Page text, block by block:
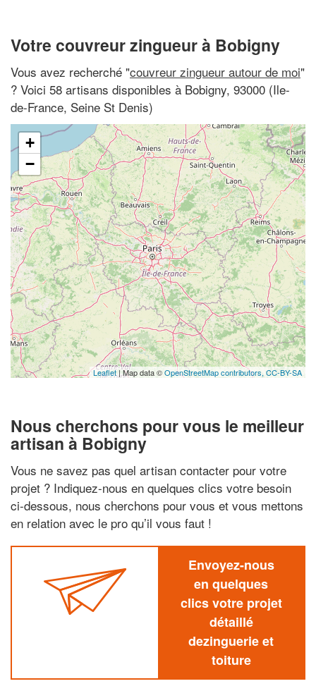
Votre couvreur zingueur à Bobigny
Vous avez recherché "couvreur zingueur autour de moi"
? Voici 58 artisans disponibles à Bobigny, 93000 (Ile-
de-France, Seine St Denis)
+
−
Leaflet| Map data ©OpenStreetMap contributors, CC-BY-SA
Nous cherchons pour vous le meilleur
artisan à Bobigny
Vous ne savez pas quel artisan contacter pour votre
projet ? Indiquez-nous en quelques clics votre besoin
ci-dessous, nous cherchons pour vous et vous mettons
en relation avec le pro qu’il vous faut !
Envoyez-nous
en quelques
clics votre projet
détaillé
dezinguerie et
toiture